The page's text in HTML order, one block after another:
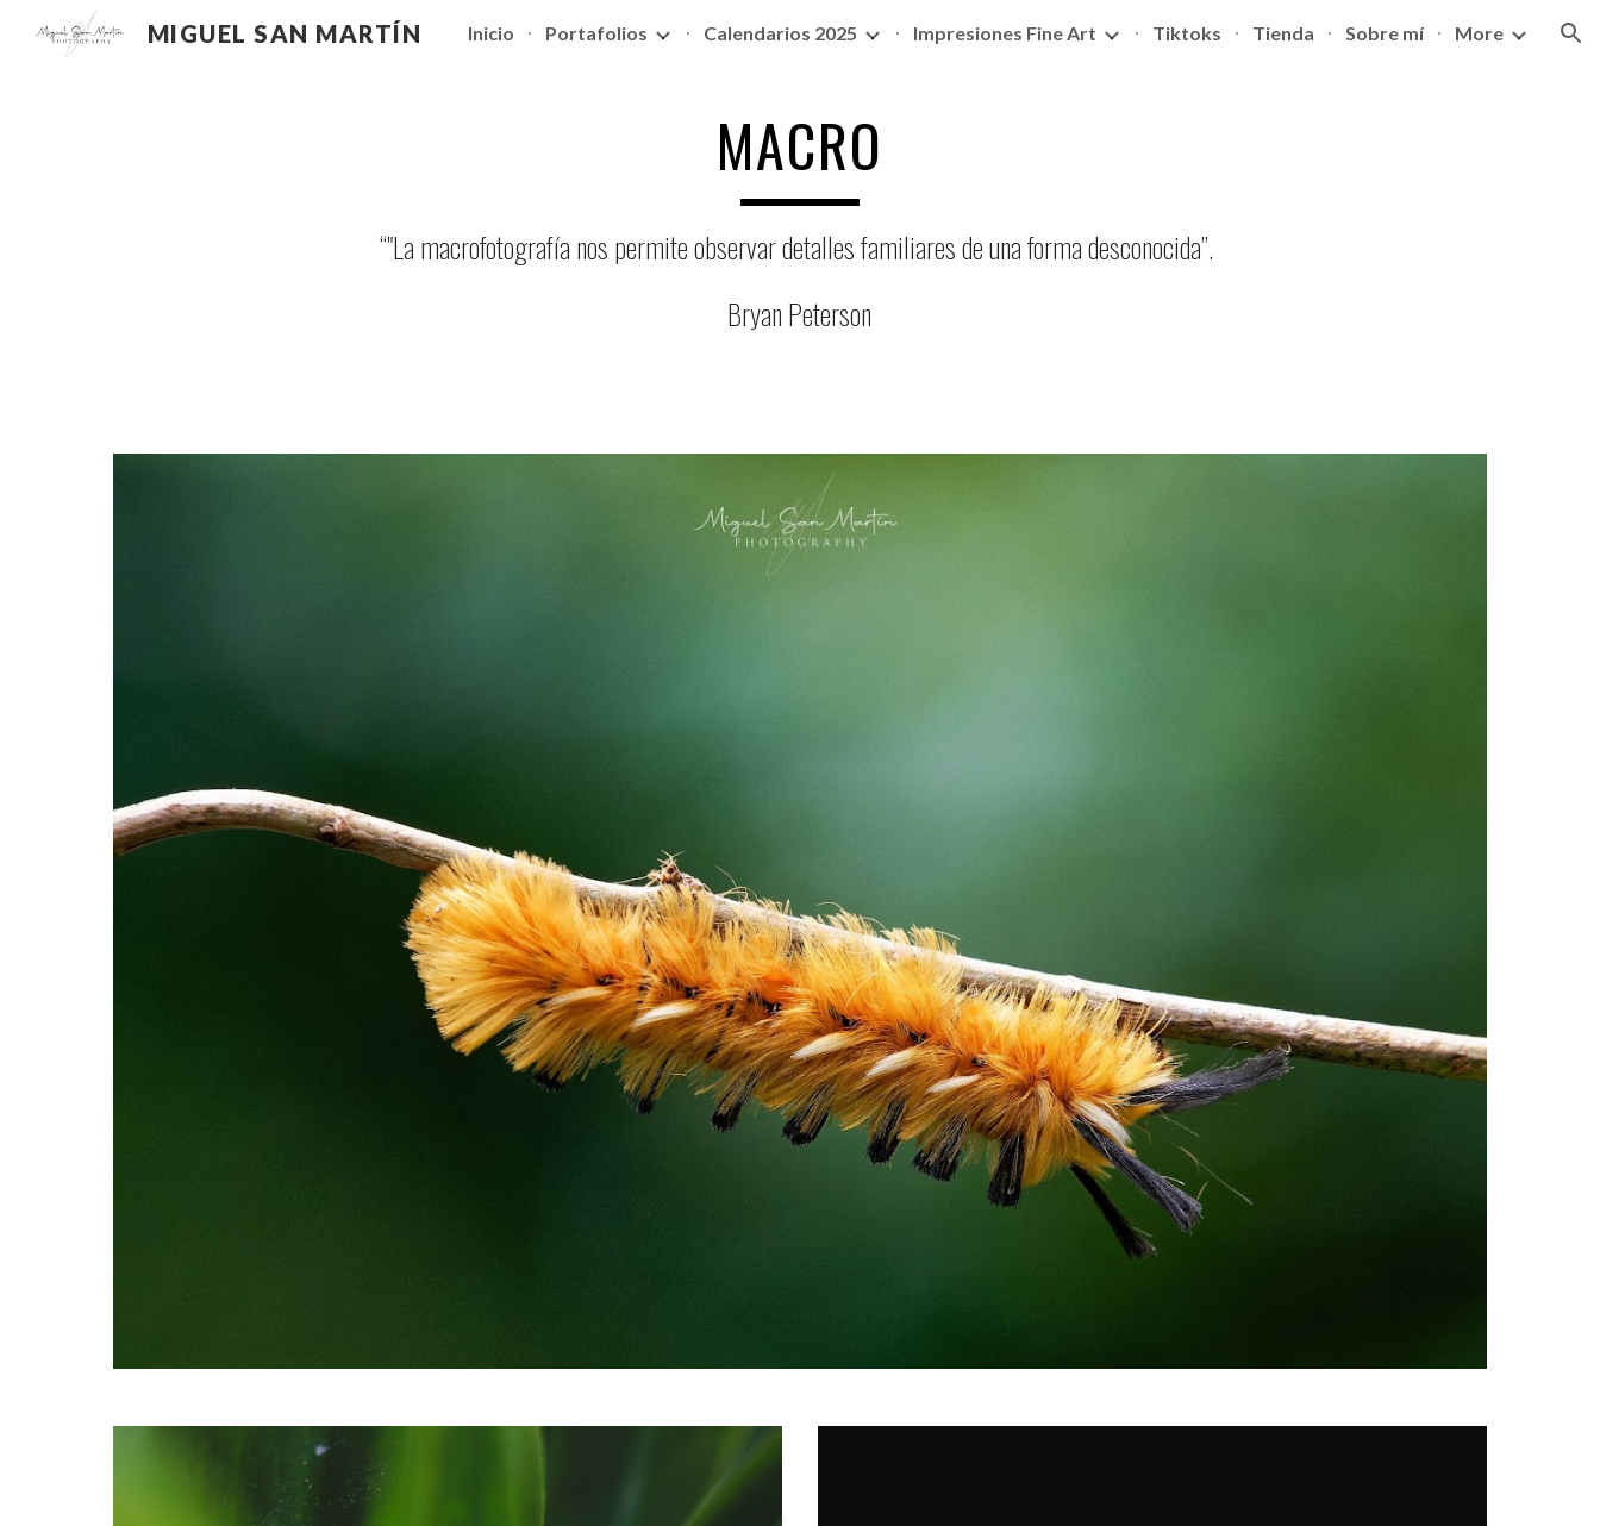
Skip to main content Skip to navigation
MIGUEL SAN MARTÍN Inicio Portafolios Calendarios 2025 Impresiones Fine Art Tiktoks Tienda Sobre mí More
MACRO
“"La macrofotografía nos permite observar detalles familiares de una forma desconocida”.
Bryan Peterson